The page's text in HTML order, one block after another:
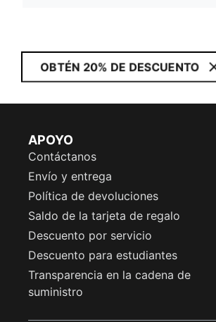
OBTÉN 20% DE DESCUENTO
APOYO
Contáctanos
Envío y entrega
Política de devoluciones
Saldo de la tarjeta de regalo
Descuento por servicio
Descuento para estudiantes
Transparencia en la cadena de
suministro